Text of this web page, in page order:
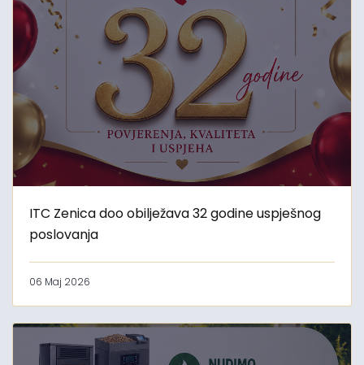
ITC Zenica doo obilježava 32 godine uspješnog
poslovanja
06 Maj 2026